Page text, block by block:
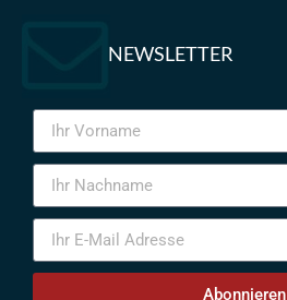
NEWSLETTER
Abonnieren